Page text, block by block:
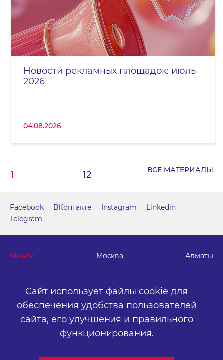
1 12
Новости рекламных площадок: июль
2026
04.08.2026
ВСЕ МАТЕРИАЛЫ
Сайт использует файлы cookie для
обеспечения удобства пользователей
сайта, его улучшения и правильного
функционирования.
Минск Москва Алматы
г. Минск, м. "Парк Челюскинцев", бизнес-центр "Time"
ул. Толбухина, 2, эт. 5. ООО «Артокс Медиа», УНП
191445164
+375 (17) 388-72-73
info@artox-media.by
Facebook ВКонтакте Instagram
Linkedin
Telegram